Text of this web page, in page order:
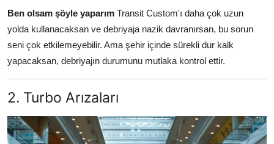
Ben olsam şöyle yaparım Transit Custom'ı daha çok uzun
yolda kullanacaksan ve debriyaja nazik davranırsan, bu sorun
seni çok etkilemeyebilir. Ama şehir içinde sürekli dur kalk
yapacaksan, debriyajın durumunu mutlaka kontrol ettir.
2. Turbo Arızaları